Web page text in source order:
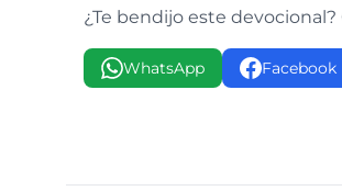
¿Te bendijo este
WhatsApp Facebook